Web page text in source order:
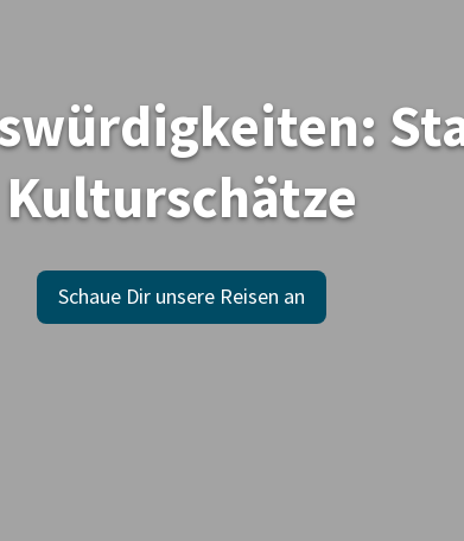
Kulturschätze
Schaue Dir unsere Reisen an